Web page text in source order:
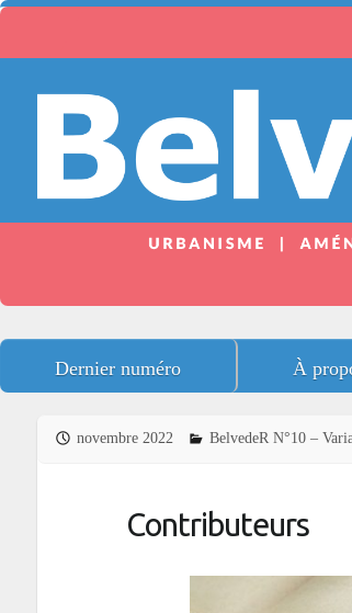
Dernier numéro À
novembre 2022 BelvedeR N°10 –
Contributeurs